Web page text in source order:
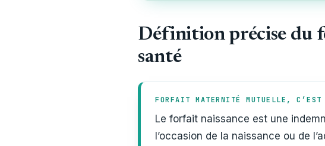
Définition précise du
santé
FORFAIT MATERNITÉ MUTUELLE,
Le forfait naissance est une
l’occasion de la naissance ou de